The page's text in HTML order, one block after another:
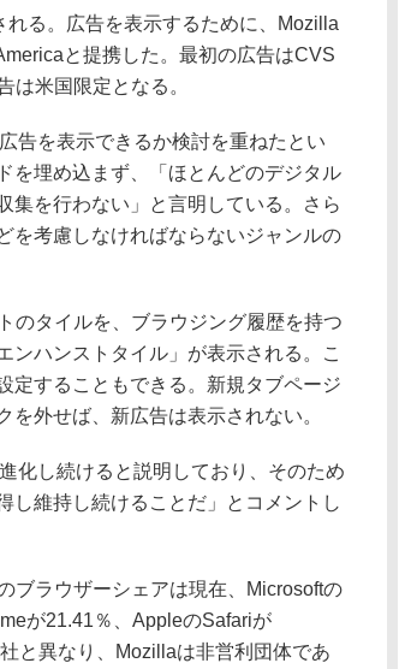
る。広告を表示するために、Mozilla
と提携した。最初の広告はCVS
は米国限定となる。
告を表示できるか検討を重ねたとい
を埋め込まず、「ほとんどのデジタル
集を行わない」と言明している。さら
を考慮しなければならないジャンルの
タイルを、ブラウジング履歴を持つ
ンハンストタイル」が表示される。こ
定することもできる。新規タブページ
外せば、新広告は表示されない。
化し続けると説明しており、そのため
し維持し続けることだ」とコメントし
ラウザーシェアは現在、Microsoftの
が21.41％、AppleのSafariが
と異なり、Mozillaは非営利団体であ